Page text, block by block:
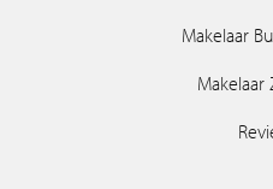
Makelaar
Makelaar